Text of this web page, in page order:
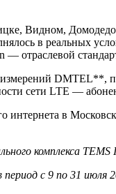
Видном,
в реальных
DMTEL**,
сети LTE —
в
комплекса
с 9 по 31